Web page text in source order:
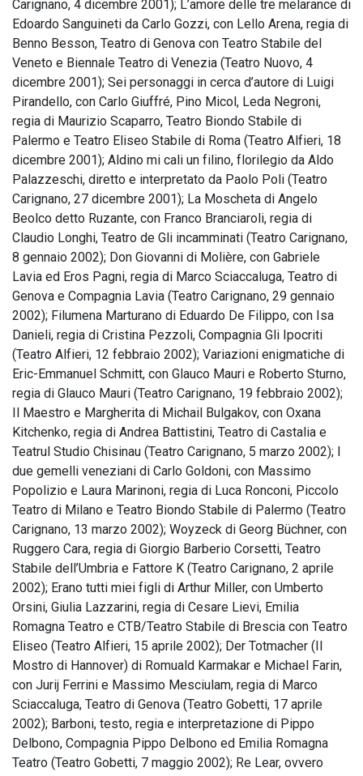
Carignano, 4 dicembre 2001); L’amore delle tre melarance di
Edoardo Sanguineti da Carlo Gozzi, con Lello Arena, regia di
Benno Besson, Teatro di Genova con Teatro Stabile del
Veneto e Biennale Teatro di Venezia (Teatro Nuovo, 4
dicembre 2001); Sei personaggi in cerca d’autore di Luigi
Pirandello, con Carlo Giuffré, Pino Micol, Leda Negroni,
regia di Maurizio Scaparro, Teatro Biondo Stabile di
Palermo e Teatro Eliseo Stabile di Roma (Teatro Alfieri, 18
dicembre 2001); Aldino mi cali un filino, florilegio da Aldo
Palazzeschi, diretto e interpretato da Paolo Poli (Teatro
Carignano, 27 dicembre 2001); La Moscheta di Angelo
Beolco detto Ruzante, con Franco Branciaroli, regia di
Claudio Longhi, Teatro de Gli incamminati (Teatro Carignano,
8 gennaio 2002); Don Giovanni di Molière, con Gabriele
Lavia ed Eros Pagni, regia di Marco Sciaccaluga, Teatro di
Genova e Compagnia Lavia (Teatro Carignano, 29 gennaio
2002); Filumena Marturano di Eduardo De Filippo, con Isa
Danieli, regia di Cristina Pezzoli, Compagnia Gli Ipocriti
(Teatro Alfieri, 12 febbraio 2002); Variazioni enigmatiche di
Eric-Emmanuel Schmitt, con Glauco Mauri e Roberto Sturno,
regia di Glauco Mauri (Teatro Carignano, 19 febbraio 2002);
Il Maestro e Margherita di Michail Bulgakov, con Oxana
Kitchenko, regia di Andrea Battistini, Teatro di Castalia e
Teatrul Studio Chisinau (Teatro Carignano, 5 marzo 2002); I
due gemelli veneziani di Carlo Goldoni, con Massimo
Popolizio e Laura Marinoni, regia di Luca Ronconi, Piccolo
Teatro di Milano e Teatro Biondo Stabile di Palermo (Teatro
Carignano, 13 marzo 2002); Woyzeck di Georg Büchner, con
Ruggero Cara, regia di Giorgio Barberio Corsetti, Teatro
Stabile dell’Umbria e Fattore K (Teatro Carignano, 2 aprile
2002); Erano tutti miei figli di Arthur Miller, con Umberto
Orsini, Giulia Lazzarini, regia di Cesare Lievi, Emilia
Romagna Teatro e CTB/Teatro Stabile di Brescia con Teatro
Eliseo (Teatro Alfieri, 15 aprile 2002); Der Totmacher (Il
Mostro di Hannover) di Romuald Karmakar e Michael Farin,
con Jurij Ferrini e Massimo Mesciulam, regia di Marco
Sciaccaluga, Teatro di Genova (Teatro Gobetti, 17 aprile
2002); Barboni, testo, regia e interpretazione di Pippo
Delbono, Compagnia Pippo Delbono ed Emilia Romagna
Teatro (Teatro Gobetti, 7 maggio 2002); Re Lear, ovvero